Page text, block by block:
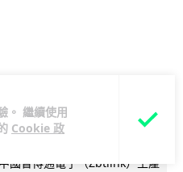
。 繼續使用
Cookie 政
後門 每 35 秒自
萬用家私隱堪憂
國智博通電子（Zbtlink）生產